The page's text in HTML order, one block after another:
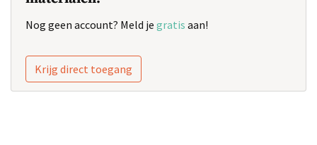
Nog geen account? Meld je gratis aan!
Krijg direct toegang